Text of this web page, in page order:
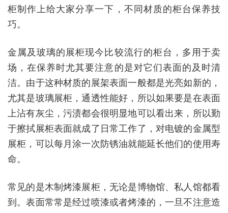
柜制作上给大家分享一下，不同材质的柜台保养技
巧。
金属及玻璃的展柜现今比较流行的柜台，多用于卖
场，在保养时尤其要注意的是对它们表面的及时清
洁。由于这种材质的展架表面一般都是光亮如新的，
尤其是玻璃展柜，通透性能好，所以如果要是在表面
上沾有灰尘，污渍都会很明显地可以看出来，所以勤
于擦拭展柜表面就成了日常工作了，对电镀的金属型
展柜，可以每月涂一次防锈油就能延长他们的使用寿
命。
常见的是木制烤漆展柜，无论是博物馆、私人馆都看
到。表面常常是经过喷漆或者烤漆的，一旦不注意造